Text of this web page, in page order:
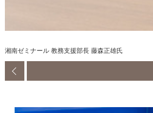
湘南ゼミナール 教務支援部長 藤森正雄氏